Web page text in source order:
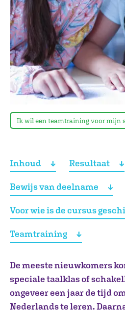
Ik wil een teamtraining voor mijn
Inhoud Resultaat
Bewijs van deelname
Voor wie is de cursus
Teamtraining
De meeste nieuwkomers
speciale taalklas of
ongeveer een jaar de tijd
Nederlands te leren.